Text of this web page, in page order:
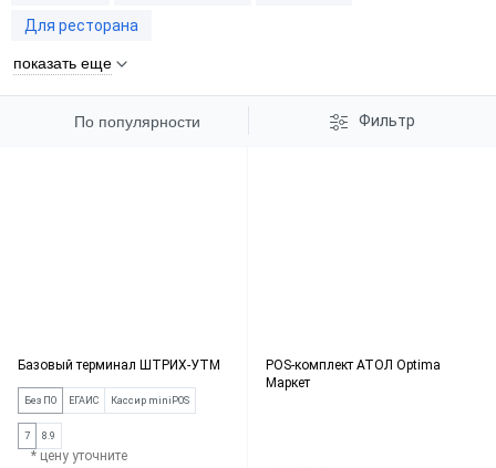
Для ресторана
показать еще
По популярности Фильтр
Базовый терминал ШТРИХ-УТМ
Без ПО ЕГАИС Кассир miniPOS
7 8.9
* цену уточните
POS-комплект АТОЛ Optima
Маркет